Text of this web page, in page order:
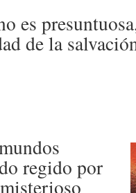
es
de la
regido por